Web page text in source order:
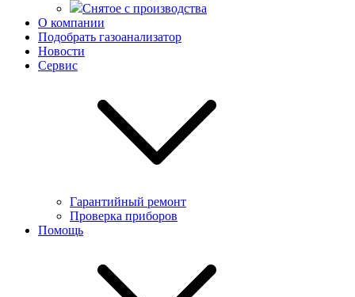
Снятое с производства
О компании
Подобрать газоанализатор
Новости
Сервис
Гарантийный ремонт
Проверка приборов
Помощь